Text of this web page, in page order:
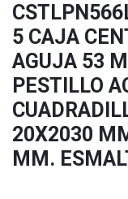
5 CAJA
AGUJA 53
PESTILLO
20X2030
MM.